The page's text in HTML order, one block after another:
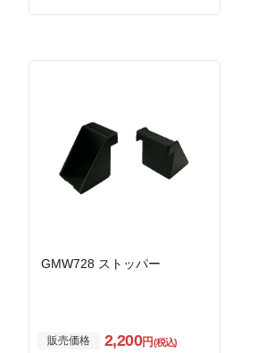
GMW728 ストッパー
販売価格 2,200円(税込)